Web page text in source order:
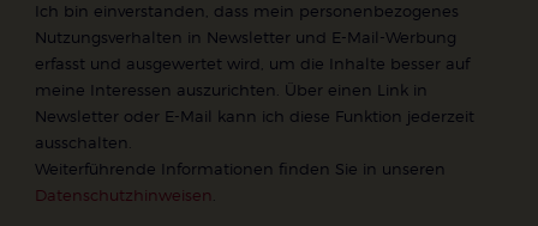
Ich bin einverstanden, dass mein personenbezogenes
Nutzungsverhalten in Newsletter und E-Mail-Werbung
erfasst und ausgewertet wird, um die Inhalte besser auf
meine Interessen auszurichten. Über einen Link in
Newsletter oder E-Mail kann ich diese Funktion jederzeit
ausschalten.
Weiterführende Informationen finden Sie in unseren
Datenschutzhinweisen